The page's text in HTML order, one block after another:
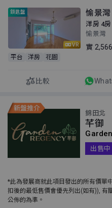
VR
鎖匙盤
平台 洋房 花園
愉景
洋房 4
愉景灣
實
比較
錦田北
芊御
出售中
*此為發展商就此項目發出的所有價單
扣後的最低售價會優先列出(如有)), 有
公佈的為準。